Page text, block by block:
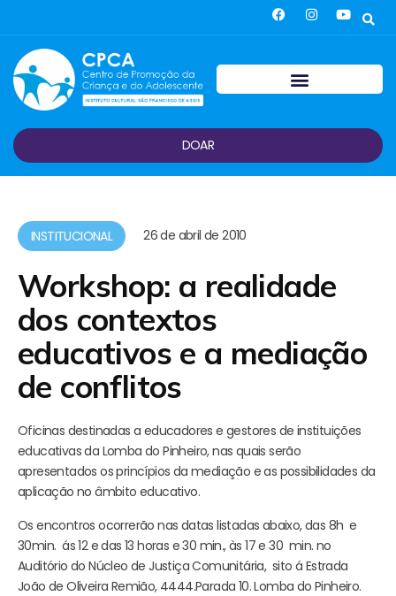
DOAR
INSTITUCIONAL 26 de abril de 2010
Workshop: a realidade
dos contextos
educativos e a mediação
de conflitos
Oficinas destinadas a educadores e gestores de instituições
educativas da Lomba do Pinheiro, nas quais serão
apresentados os princípios da mediação e as possibilidades da
aplicação no âmbito educativo.
Os encontros ocorrerão nas datas listadas abaixo, das 8h e
30min. ás 12 e das 13 horas e 30 min., às 17 e 30 min. no
Auditório do Núcleo de Justiça Comunitária, sito á Estrada
João de Oliveira Remião, 4444.Parada 10. Lomba do Pinheiro.